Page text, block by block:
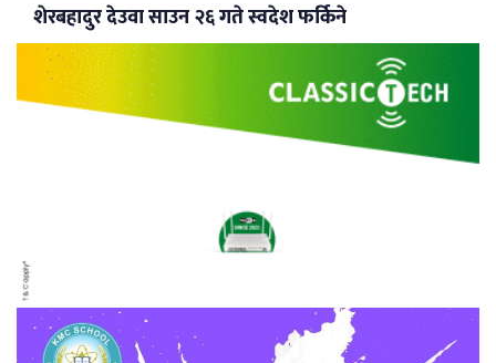
शेरबहादुर देउवा साउन २६ गते स्वदेश फर्किने